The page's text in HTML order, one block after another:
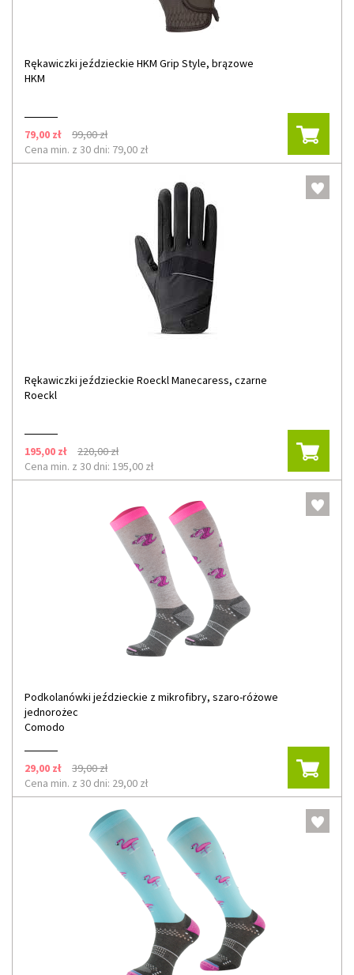
Rękawiczki jeździeckie HKM Grip Style, brązowe
HKM
79,00 zł
99,00 zł
Cena min. z 30 dni: 79,00 zł
Rękawiczki jeździeckie Roeckl Manecaress, czarne
Roeckl
195,00 zł
220,00 zł
Cena min. z 30 dni: 195,00 zł
Podkolanówki jeździeckie z mikrofibry, szaro-różowe
jednorożec
Comodo
29,00 zł
39,00 zł
Cena min. z 30 dni: 29,00 zł